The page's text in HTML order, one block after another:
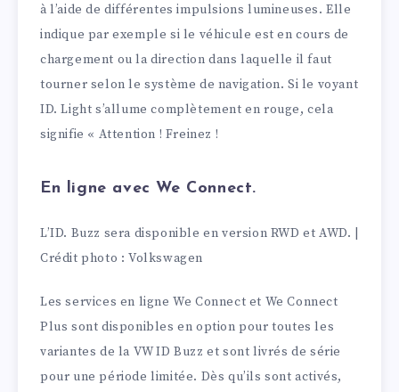
à l’aide de différentes impulsions lumineuses. Elle
indique par exemple si le véhicule est en cours de
chargement ou la direction dans laquelle il faut
tourner selon le système de navigation. Si le voyant
ID. Light s’allume complètement en rouge, cela
signifie « Attention ! Freinez !
En ligne avec We Connect.
L’ID. Buzz sera disponible en version RWD et AWD. |
Crédit photo : Volkswagen
Les services en ligne We Connect et We Connect
Plus sont disponibles en option pour toutes les
variantes de la VW ID Buzz et sont livrés de série
pour une période limitée. Dès qu’ils sont activés,